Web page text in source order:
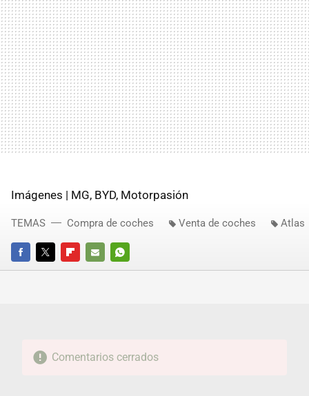
Imágenes | MG, BYD, Motorpasión
FACEBOOKTWITTERFLIPBOARD
E-
WHATSAPP
TEMAS Compra de coches Venta de coches Atlas
Comentarios cerrados